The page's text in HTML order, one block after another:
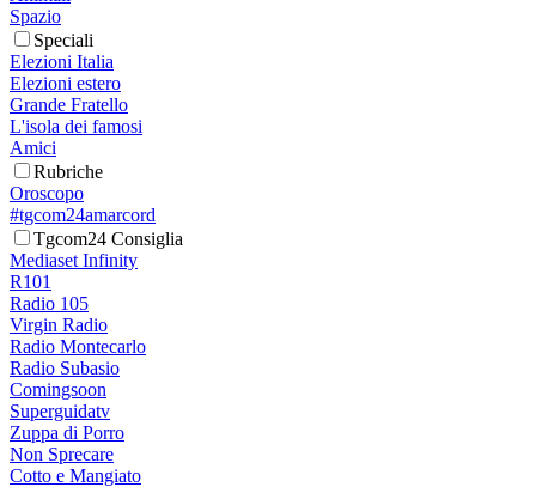
Spazio
Speciali
Elezioni Italia
Elezioni estero
Grande Fratello
L'isola dei famosi
Amici
Rubriche
Oroscopo
#tgcom24amarcord
Tgcom24 Consiglia
Mediaset Infinity
R101
Radio 105
Virgin Radio
Radio Montecarlo
Radio Subasio
Comingsoon
Superguidatv
Zuppa di Porro
Non Sprecare
Cotto e Mangiato